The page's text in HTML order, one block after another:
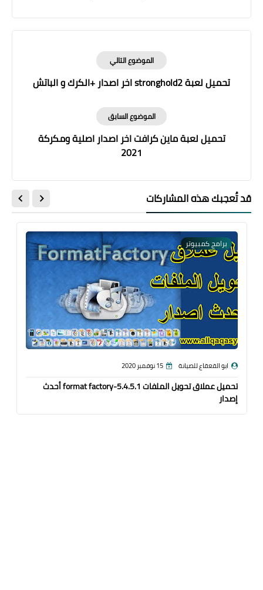
الموضوع التالي
تحميل لعبة stronghold2 اخر اصدار +الكرك و الباتش
الموضوع السابق
تحميل لعبة ماين كرافت اخر اصدار اصلية ومكركة
2021
قد تُعجبك هذه المشاركات
برامج كمبيوتر
ابو القعقاع للصيانة 15 نوفمبر 2020
تحميل عملاق تحويل الملفات format factory-5.4.5.1 أحدث
إصدار